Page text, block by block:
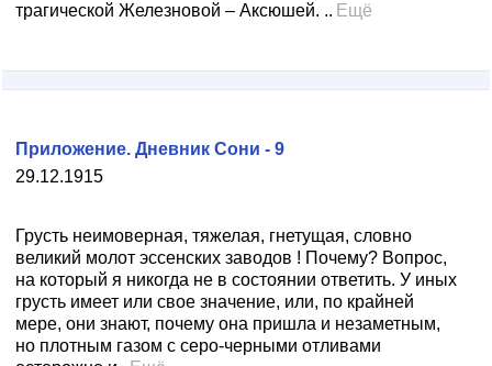
трагической Железновой – Аксюшей. .. Ещё
29.12.1915
Приложение. Дневник Сони - 9
Грусть неимоверная, тяжелая, гнетущая, словно
великий молот эссенских заводов ! Почему? Вопрос,
на который я никогда не в состоянии ответить. У иных
грусть имеет или свое значение, или, по крайней
мере, они знают, почему она пришла и незаметным,
но плотным газом с серо-черными отливами